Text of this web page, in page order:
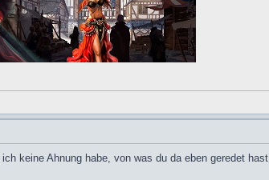
keine Ahnung habe, von was du da eben geredet hast